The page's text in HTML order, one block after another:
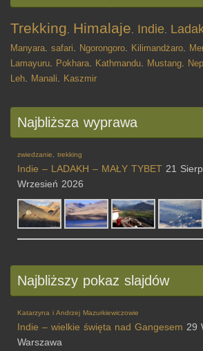
Trekking Himalaje Indie
Manyara safari Ngorongoro Kilimandżaro
Lamayuru
Pokhara Kathmandu Mustang
Leh
Manali Kaszmir
Najbliższa wyprawa
zwiedzanie, trekking
Indie – LADAKH – MAŁY TYBET 21
Wrzesień 2026
Najbliższy pokaz slajdów
Katarzyna i Andrzej Mazurkiewiczowie
Indie – wielkie święta nad Gangesem 29
Warszawa